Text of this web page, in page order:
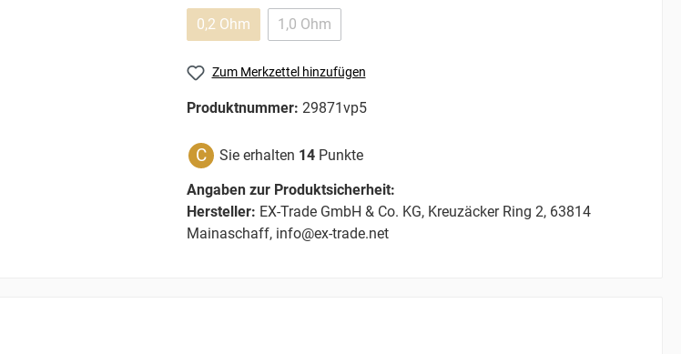
0,2 Ohm
1,0 Ohm
Zum Merkzettel hinzufügen
Produktnummer: 29871vp5
C Sie erhalten 14 Punkte
Angaben zur Produktsicherheit:
Hersteller: EX-Trade GmbH & Co. KG, Kreuzäcker Ring 2, 63814
Mainaschaff, info@ex-trade.net